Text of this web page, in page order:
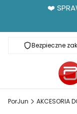
❤️
Bezpieczne
PorJun AKCESORIA